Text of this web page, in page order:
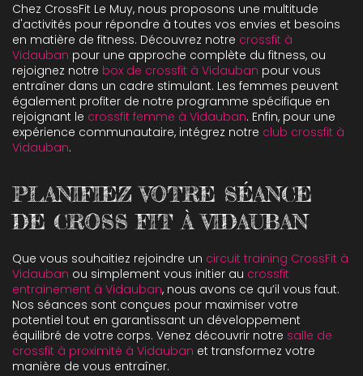
Chez CrossFit Le Muy, nous proposons une multitude
d'activités pour répondre à toutes vos envies et besoins
en matière de fitness. Découvrez notre crossfit à
Vidauban pour une approche complète du fitness, ou
rejoignez notre box de crossfit à Vidauban pour vous
entraîner dans un cadre stimulant. Les femmes peuvent
également profiter de notre programme spécifique en
rejoignant le crossfit femme à Vidauban. Enfin, pour une
expérience communautaire, intégrez notre club crossfit à
Vidauban.
PLANIFIEZ VOTRE SÉANCE
DE CROSS FIT À VIDAUBAN
Que vous souhaitiez rejoindre un circuit training CrossFit à
Vidauban ou simplement vous initier au crossfit
entrainement à Vidauban, nous avons ce qu’il vous faut.
Nos séances sont conçues pour maximiser votre
potentiel tout en garantissant un développement
équilibré de votre corps. Venez découvrir notre salle de
crossfit à proximité à Vidauban et transformez votre
manière de vous entraîner.